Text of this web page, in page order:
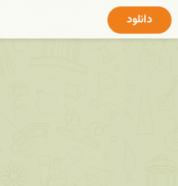
دانلود